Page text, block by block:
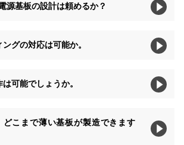
源基板の設計は頼めるか？
グの対応は可能か。
可能でしょうか。
こまで薄い基板が製造できます